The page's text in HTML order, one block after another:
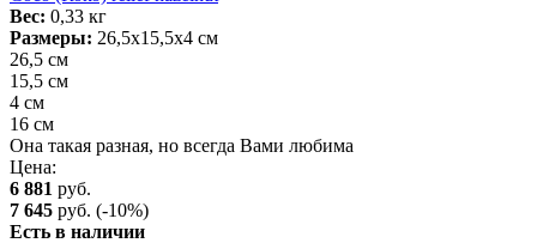
Вес: 0,33 кг
Размеры: 26,5х15,5х4 см
26,5 см
15,5 см
4 см
16 см
Она такая разная, но всегда Вами любима
Цена:
6 881 руб.
7 645 руб. (-10%)
Есть в наличии